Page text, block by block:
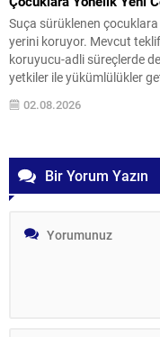
Suça sürüklenen
yerini koruyor. Mevcut
koruyucu-adli süreçlerde
yetkiler ile yükümlülükler
suçlarda cezalandırma
çocuklara özgü koruyucu
02.08.2026
Bir Yorum Yazın